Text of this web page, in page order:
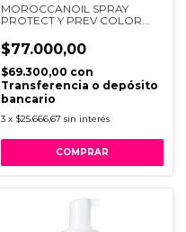
MOROCCANOIL SPRAY
PROTECT Y PREV COLOR
$77.000,00
$69.300,00 con
Transferencia o depósito
bancario
3 x $25.666,67 sin interés